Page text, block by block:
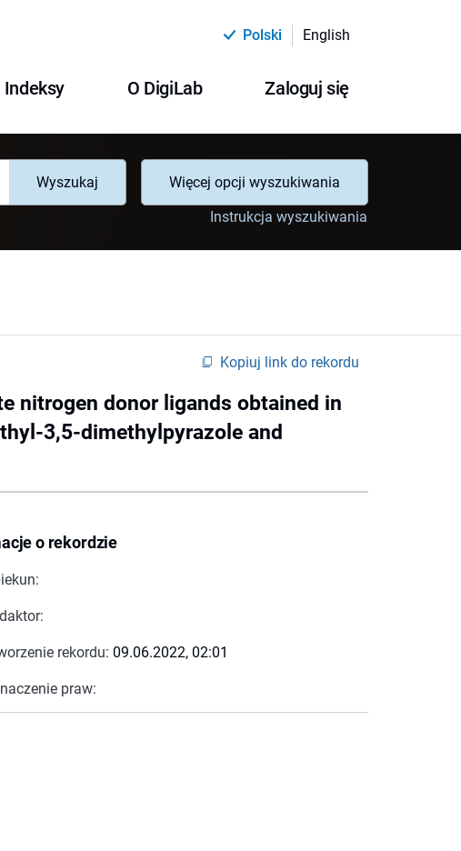
Polski English
Indeksy O DigiLab Zaloguj się
Wyszukaj
Więcej opcji wyszukiwania
Instrukcja wyszukiwania
Kopiuj link do rekordu
nitrogen donor ligands obtained in
3,5-dimethylpyrazole and
o rekordzie
rekordu: 09.06.2022, 02:01
praw: